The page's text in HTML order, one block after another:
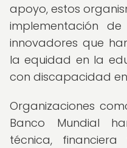
apoyo, estos
implementación
innovadores que
la equidad en la
con discapacidad
Organizaciones
Banco Mundial
técnica,